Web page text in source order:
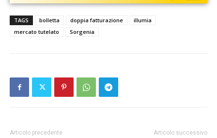
TAGS bolletta doppia fatturazione
illumia
mercato tutelato
Sorgenia
Articolo precedente Articolo successivo